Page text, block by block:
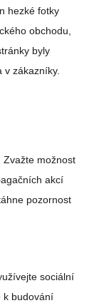
hezké fotky
obchodu,
byly
zákazníky.
Zvažte možnost
akcí
pozornost
sociální
k budování